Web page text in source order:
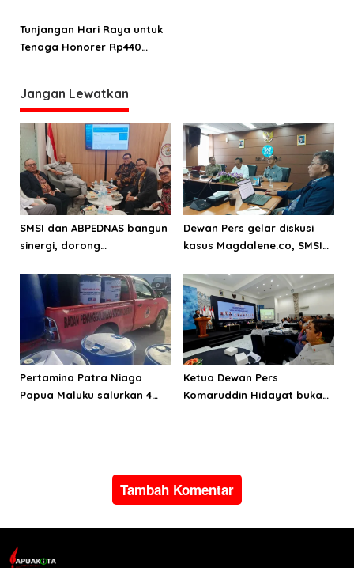
o
s
Maret
Tunjangan Hari Raya untuk
Tenaga Honorer Rp440
Jangan Lewatkan
SMSI dan ABPEDNAS bangun
sinergi, dorong
desa
Dewan Pers gelar diskusi
kasus Magdalene.co, SMSI
mekanisme sengketa
jurnalistik
Pertamina Patra Niaga
Papua Maluku salurkan 4
Ketua Dewan Pers
Komaruddin Hidayat buka
Tambah Komentar